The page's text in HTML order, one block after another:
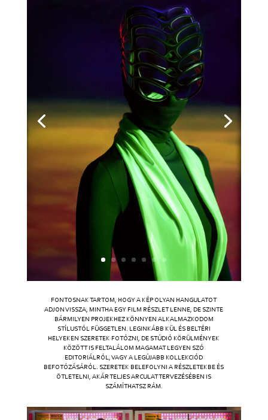
FONTOSNAK TARTOM, HOGY A KÉP OLYAN HANGULATOT
ADJON VISSZA, MINTHA EGY FILM RÉSZLET LENNE, DE SZINTE
BÁRMILYEN PROJEKHEZ KÖNNYEN ALKALMAZKODOM
STÍLUSTÓL FÜGGETLEN. LEGINKÁBB KÜL ÉS BELTÉRI
HELYEKEN SZERETEK FOTÓZNI, DE STÚDIÓ KÖRÜLMÉNYEK
KÖZÖTT IS FELTALÁLOM MAGAMAT LEGYEN SZÓ
EDITORIÁLRÓL, VAGY A LEGÚJABB KOLLEKCIÓD
BEFOTÓZÁSÁRÓL. SZERETEK BELEFOLYNI A RÉSZLETEKBE ÉS
ÖTLETELNI, AKÁR TELJES ARCULAT TERVEZÉSÉBEN IS
SZÁMÍTHATSZ RÁM.